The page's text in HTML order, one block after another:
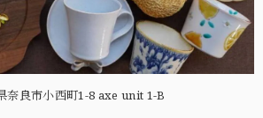
奈良市小西町1-8 axe unit 1-B